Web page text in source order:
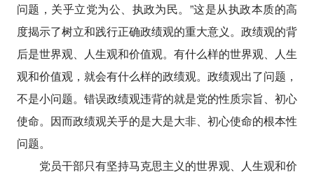
问题，关乎立党为公、执政为民。”这是从执政本质的高
度揭示了树立和践行正确政绩观的重大意义。政绩观的背
后是世界观、人生观和价值观。有什么样的世界观、人生
观和价值观，就会有什么样的政绩观。政绩观出了问题，
不是小问题。错误政绩观违背的就是党的性质宗旨、初心
使命。因而政绩观关乎的是大是大非、初心使命的根本性
问题。
党员干部只有坚持马克思主义的世界观、人生观和价